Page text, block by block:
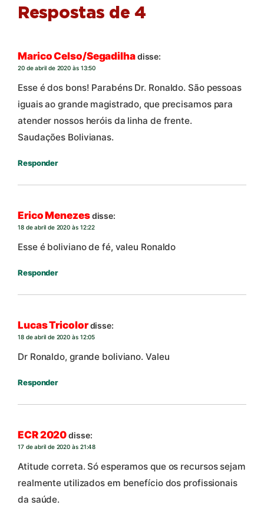
Respostas de 4
Marico Celso/Segadilhadisse:
20 de abril de 2020 às 13:50
Esse é dos bons! Parabéns Dr. Ronaldo. São pessoas
iguais ao grande magistrado, que precisamos para
atender nossos heróis da linha de frente.
Saudações Bolivianas.
Responder
Erico Menezesdisse:
18 de abril de 2020 às 12:22
Esse é boliviano de fé, valeu Ronaldo
Responder
Lucas Tricolordisse:
18 de abril de 2020 às 12:05
Dr Ronaldo, grande boliviano. Valeu
Responder
ECR 2020disse:
17 de abril de 2020 às 21:48
Atitude correta. Só esperamos que os recursos sejam
realmente utilizados em benefício dos profissionais
da saúde.